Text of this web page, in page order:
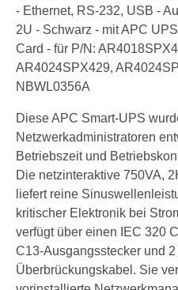
- Ethernet, RS-232, USB -
2U - Schwarz - mit APC
Card - für P/N:
AR4024SPX429,
NBWL0356A
Diese APC Smart-UPS
Netzwerkadministratoren
Betriebszeit und
Die netzinteraktive 750VA,
liefert reine
kritischer Elektronik bei
verfügt über einen IEC 320
C13-Ausgangsstecker und 2
Überbrückungskabel. Sie